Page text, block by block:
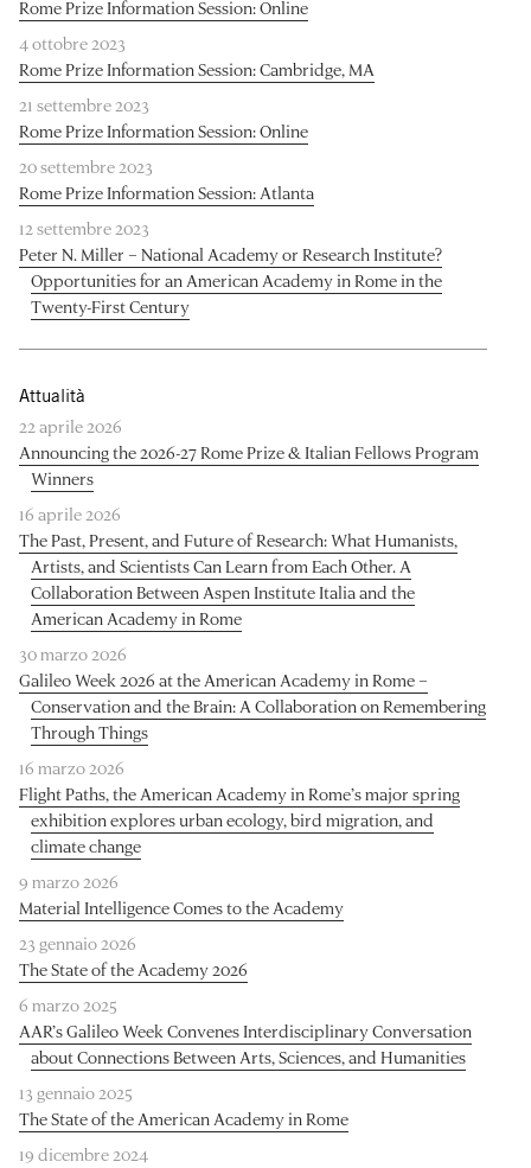
Rome Prize Information Session: Online
4 ottobre 2023
Rome Prize Information Session: Cambridge, MA
21 settembre 2023
Rome Prize Information Session: Online
20 settembre 2023
Rome Prize Information Session: Atlanta
12 settembre 2023
Peter N. Miller – National Academy or Research Institute?
Opportunities for an American Academy in Rome in the
Twenty-First Century
Attualità
22 aprile 2026
Announcing the 2026-27 Rome Prize & Italian Fellows Program
Winners
16 aprile 2026
The Past, Present, and Future of Research: What Humanists,
Artists, and Scientists Can Learn from Each Other. A
Collaboration Between Aspen Institute Italia and the
American Academy in Rome
30 marzo 2026
Galileo Week 2026 at the American Academy in Rome –
Conservation and the Brain: A Collaboration on Remembering
Through Things
16 marzo 2026
Flight Paths, the American Academy in Rome’s major spring
exhibition explores urban ecology, bird migration, and
climate change
9 marzo 2026
Material Intelligence Comes to the Academy
23 gennaio 2026
The State of the Academy 2026
6 marzo 2025
AAR’s Galileo Week Convenes Interdisciplinary Conversation
about Connections Between Arts, Sciences, and Humanities
13 gennaio 2025
The State of the American Academy in Rome
19 dicembre 2024